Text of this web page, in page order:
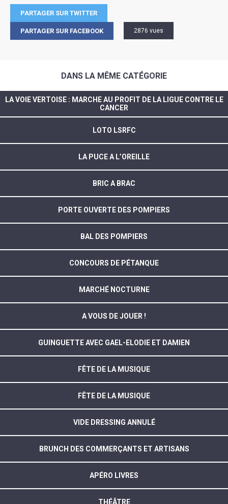
PARTAGER SUR TWITTER
PARTAGER SUR FACEBOOK 2876 vues
DANS LA MÊME CATÉGORIE
LA VOIE VERTOISE : MARCHE AU PROFIT DE LA LIGUE CONTRE LE
CANCER
LOTO LSRFC
LA PUCE A L’OREILLE
BRIC A BRAC
PORTE OUVERTE DES POMPIERS
BAL DES POMPIERS
CONCOURS DE PÉTANQUE
MARCHÉ NOCTURNE
A VOUS DE JOUER !
GUINGUETTE AVEC GAEL-ELODIE ET DAMIEN
FÊTE DE LA MUSIQUE
FÊTE DE LA MUSIQUE
VIDE DRESSING ANNULÉ
BRUNCH DES COMMERÇANTS ET ARTISANS
APÉRO LIVRES
THÉÂTRE